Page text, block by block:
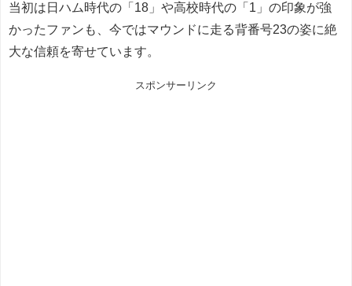
当初は日ハム時代の「18」や高校時代の「1」の印象が強
かったファンも、今ではマウンドに走る背番号23の姿に絶
大な信頼を寄せています。
スポンサーリンク